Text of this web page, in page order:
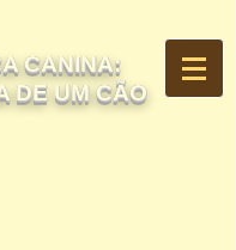
CANINA:
DE UM CÃO